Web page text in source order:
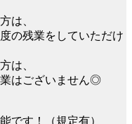
は、
の残業をしていただけ
は、
はございません◎
です！（規定有）